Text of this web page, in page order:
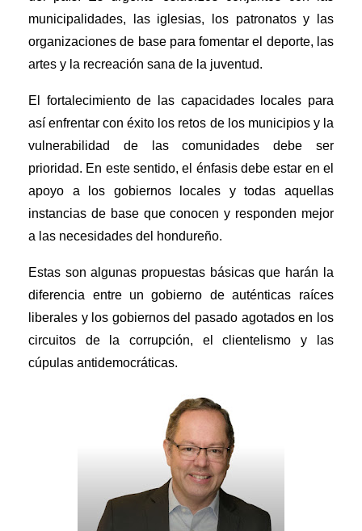
municipalidades, las iglesias, los patronatos y las
organizaciones de base para fomentar el deporte, las
artes y la recreación sana de la juventud.
El fortalecimiento de las capacidades locales para
así enfrentar con éxito los retos de los municipios y la
vulnerabilidad de las comunidades debe ser
prioridad. En este sentido, el énfasis debe estar en el
apoyo a los gobiernos locales y todas aquellas
instancias de base que conocen y responden mejor
a las necesidades del hondureño.
Estas son algunas propuestas básicas que harán la
diferencia entre un gobierno de auténticas raíces
liberales y los gobiernos del pasado agotados en los
circuitos de la corrupción, el clientelismo y las
cúpulas antidemocráticas.